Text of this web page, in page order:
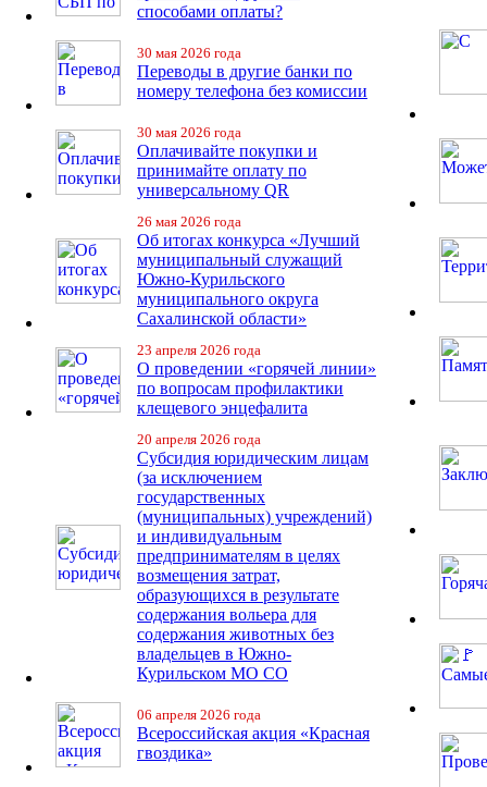
способами оплаты?
30 мая 2026 года
Переводы в другие банки по
номеру телефона без комиссии
30 мая 2026 года
Оплачивайте покупки и
принимайте оплату по
универсальному QR
26 мая 2026 года
Об итогах конкурса «Лучший
муниципальный служащий
Южно-Курильского
муниципального округа
Сахалинской области»
23 апреля 2026 года
О проведении «горячей линии»
по вопросам профилактики
клещевого энцефалита
20 апреля 2026 года
Субсидия юридическим лицам
(за исключением
государственных
(муниципальных) учреждений)
и индивидуальным
предпринимателям в целях
возмещения затрат,
образующихся в результате
содержания вольера для
содержания животных без
владельцев в Южно-
Курильском МО СО
06 апреля 2026 года
Всероссийская акция «Красная
гвоздика»